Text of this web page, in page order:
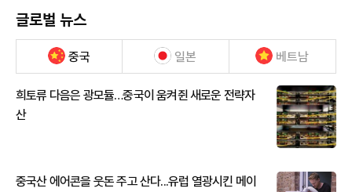
글로벌 뉴스
중국 일본 베트남
희토류 다음은 광모듈…중국이 움켜쥔 새로운 전략자
산
중국산 에어콘을 웃돈 주고 산다...유럽 열광시킨 메이